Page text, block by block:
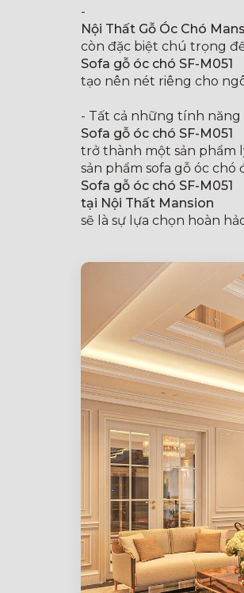
-
Nội Thất Gỗ Óc Chó
còn đặc biệt chú trọng
Sofa gỗ óc chó SF-M051
tạo nên nét riêng cho
- Tất cả những tính
Sofa gỗ óc chó SF-M051
trở thành một sản phẩm
sản phẩm sofa gỗ óc
Sofa gỗ óc chó SF-M051
tại Nội Thất Mansion
sẽ là sự lựa chọn hoàn